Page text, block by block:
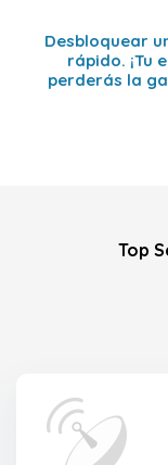
Desbloquear
rápido. ¡Tu
perderás la
Top